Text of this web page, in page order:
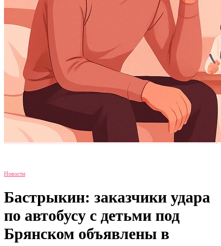
Новости
Бастрыкин: заказчики удара
по автобусу с детьми под
Брянском объявлены в